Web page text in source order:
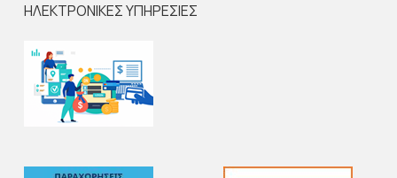
ΗΛΕΚΤΡΟΝΙΚΕΣ ΥΠΗΡΕΣΙΕΣ